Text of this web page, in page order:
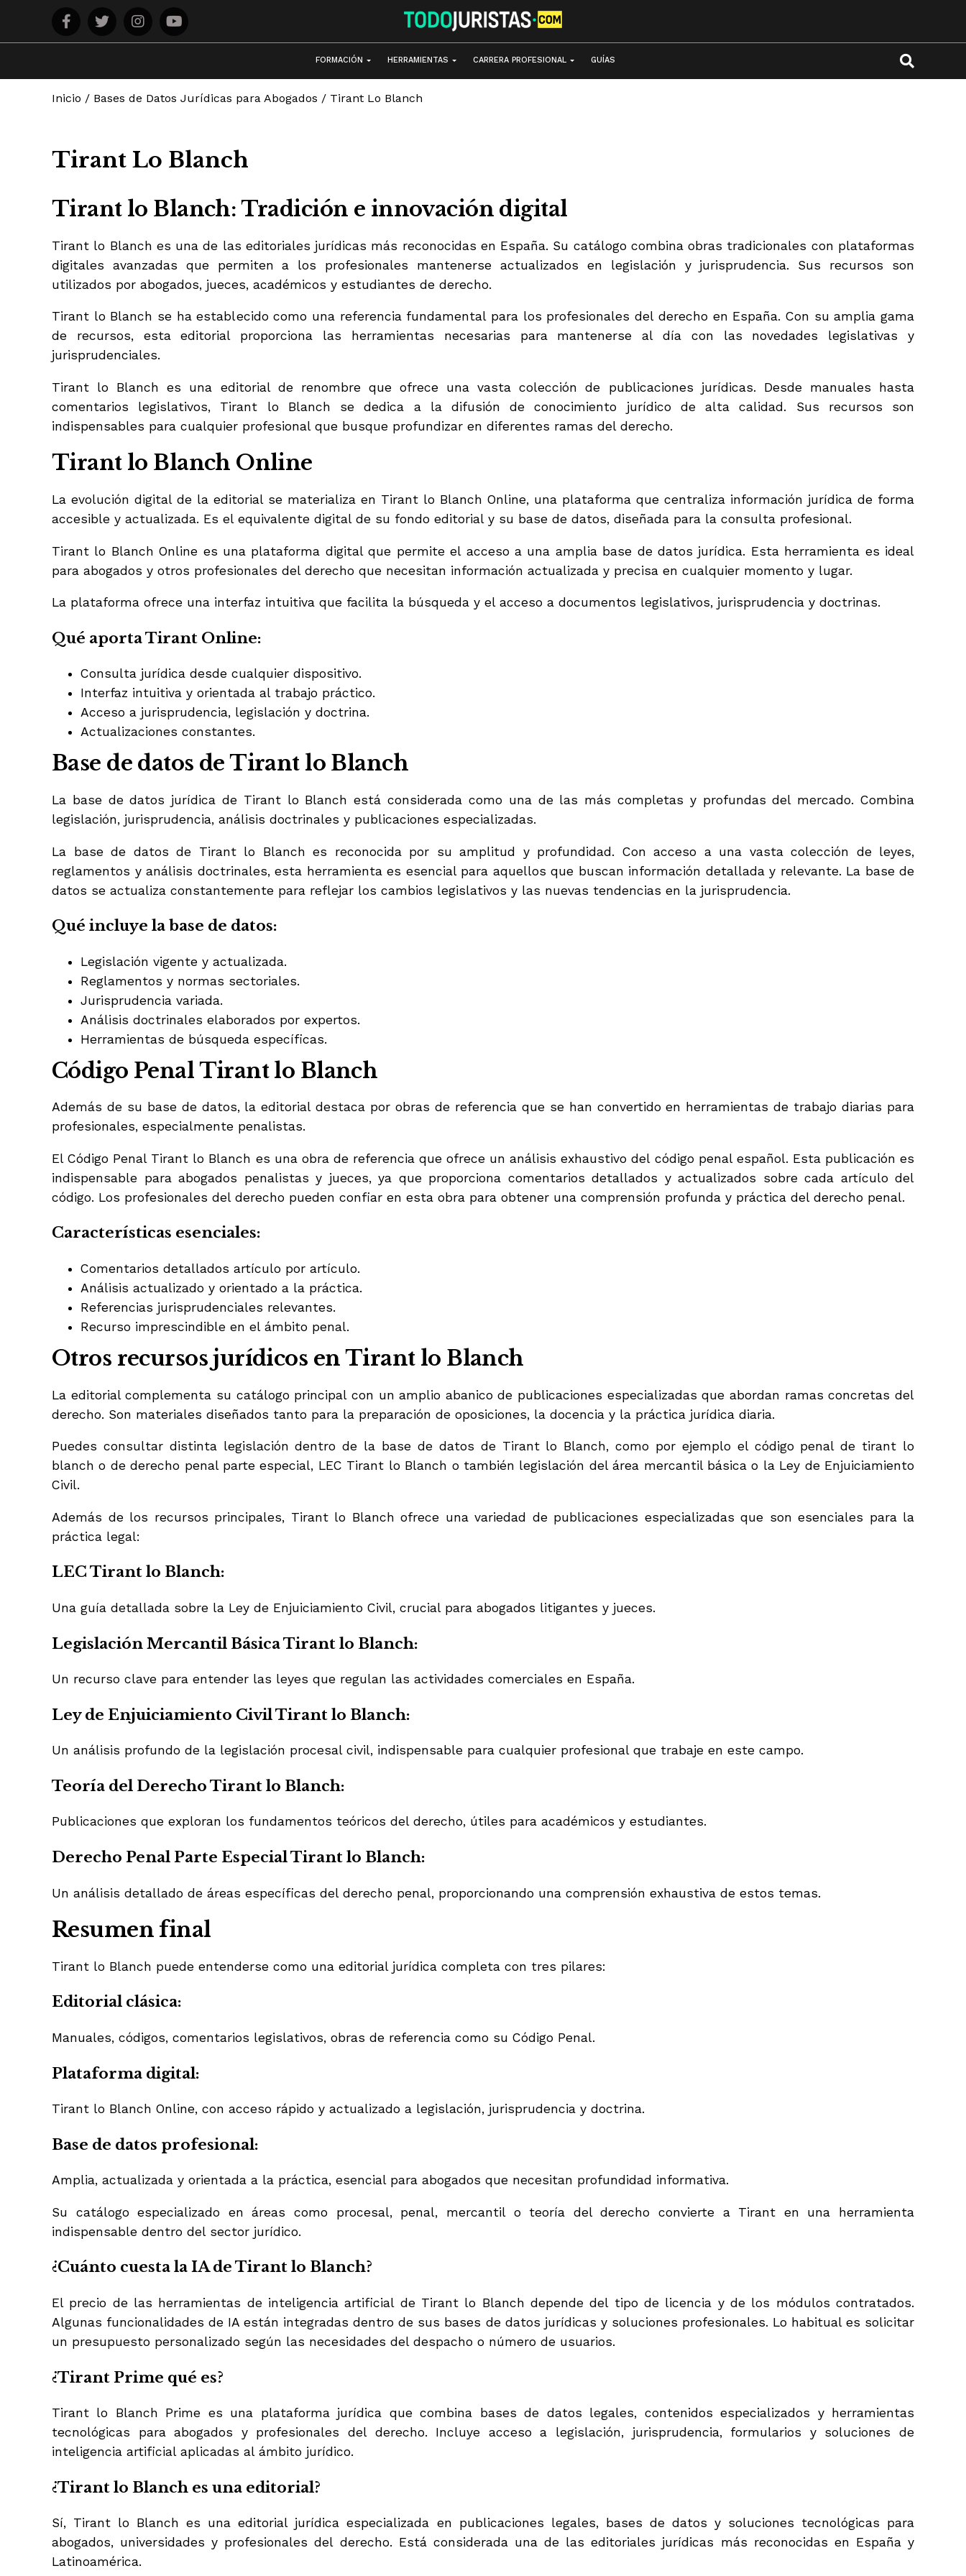
FORMACIÓN HERRAMIENTAS CARRERA PROFESIONAL GUÍAS
Inicio / Bases de Datos Jurídicas para Abogados / Tirant Lo Blanch
Tirant Lo Blanch
Tirant lo Blanch: Tradición e innovación digital
Tirant lo Blanch es una de las editoriales jurídicas más reconocidas en España. Su catálogo combina obras tradicionales con plataformas
digitales avanzadas que permiten a los profesionales mantenerse actualizados en legislación y jurisprudencia. Sus recursos son
utilizados por abogados, jueces, académicos y estudiantes de derecho.
Tirant lo Blanch se ha establecido como una referencia fundamental para los profesionales del derecho en España. Con su amplia gama
de recursos, esta editorial proporciona las herramientas necesarias para mantenerse al día con las novedades legislativas y
jurisprudenciales.
Tirant lo Blanch es una editorial de renombre que ofrece una vasta colección de publicaciones jurídicas. Desde manuales hasta
comentarios legislativos, Tirant lo Blanch se dedica a la difusión de conocimiento jurídico de alta calidad. Sus recursos son
indispensables para cualquier profesional que busque profundizar en diferentes ramas del derecho.
Tirant lo Blanch Online
La evolución digital de la editorial se materializa en Tirant lo Blanch Online, una plataforma que centraliza información jurídica de forma
accesible y actualizada. Es el equivalente digital de su fondo editorial y su base de datos, diseñada para la consulta profesional.
Tirant lo Blanch Online es una plataforma digital que permite el acceso a una amplia base de datos jurídica. Esta herramienta es ideal
para abogados y otros profesionales del derecho que necesitan información actualizada y precisa en cualquier momento y lugar.
La plataforma ofrece una interfaz intuitiva que facilita la búsqueda y el acceso a documentos legislativos, jurisprudencia y doctrinas.
Qué aporta Tirant Online:
Consulta jurídica desde cualquier dispositivo.
Interfaz intuitiva y orientada al trabajo práctico.
Acceso a jurisprudencia, legislación y doctrina.
Actualizaciones constantes.
Base de datos de Tirant lo Blanch
La base de datos jurídica de Tirant lo Blanch está considerada como una de las más completas y profundas del mercado. Combina
legislación, jurisprudencia, análisis doctrinales y publicaciones especializadas.
La base de datos de Tirant lo Blanch es reconocida por su amplitud y profundidad. Con acceso a una vasta colección de leyes,
reglamentos y análisis doctrinales, esta herramienta es esencial para aquellos que buscan información detallada y relevante. La base de
datos se actualiza constantemente para reflejar los cambios legislativos y las nuevas tendencias en la jurisprudencia.
Qué incluye la base de datos:
Legislación vigente y actualizada.
Reglamentos y normas sectoriales.
Jurisprudencia variada.
Análisis doctrinales elaborados por expertos.
Herramientas de búsqueda específicas.
Código Penal Tirant lo Blanch
Además de su base de datos, la editorial destaca por obras de referencia que se han convertido en herramientas de trabajo diarias para
profesionales, especialmente penalistas.
El Código Penal Tirant lo Blanch es una obra de referencia que ofrece un análisis exhaustivo del código penal español. Esta publicación es
indispensable para abogados penalistas y jueces, ya que proporciona comentarios detallados y actualizados sobre cada artículo del
código. Los profesionales del derecho pueden confiar en esta obra para obtener una comprensión profunda y práctica del derecho penal.
Características esenciales:
Comentarios detallados artículo por artículo.
Análisis actualizado y orientado a la práctica.
Referencias jurisprudenciales relevantes.
Recurso imprescindible en el ámbito penal.
Otros recursos jurídicos en Tirant lo Blanch
La editorial complementa su catálogo principal con un amplio abanico de publicaciones especializadas que abordan ramas concretas del
derecho. Son materiales diseñados tanto para la preparación de oposiciones, la docencia y la práctica jurídica diaria.
Puedes consultar distinta legislación dentro de la base de datos de Tirant lo Blanch, como por ejemplo el código penal de tirant lo
blanch o de derecho penal parte especial, LEC Tirant lo Blanch o también legislación del área mercantil básica o la Ley de Enjuiciamiento
Civil.
Además de los recursos principales, Tirant lo Blanch ofrece una variedad de publicaciones especializadas que son esenciales para la
práctica legal:
LEC Tirant lo Blanch:
Una guía detallada sobre la Ley de Enjuiciamiento Civil, crucial para abogados litigantes y jueces.
Legislación Mercantil Básica Tirant lo Blanch:
Un recurso clave para entender las leyes que regulan las actividades comerciales en España.
Ley de Enjuiciamiento Civil Tirant lo Blanch:
Un análisis profundo de la legislación procesal civil, indispensable para cualquier profesional que trabaje en este campo.
Teoría del Derecho Tirant lo Blanch:
Publicaciones que exploran los fundamentos teóricos del derecho, útiles para académicos y estudiantes.
Derecho Penal Parte Especial Tirant lo Blanch:
Un análisis detallado de áreas específicas del derecho penal, proporcionando una comprensión exhaustiva de estos temas.
Resumen final
Tirant lo Blanch puede entenderse como una editorial jurídica completa con tres pilares:
Editorial clásica:
Manuales, códigos, comentarios legislativos, obras de referencia como su Código Penal.
Plataforma digital:
Tirant lo Blanch Online, con acceso rápido y actualizado a legislación, jurisprudencia y doctrina.
Base de datos profesional:
Amplia, actualizada y orientada a la práctica, esencial para abogados que necesitan profundidad informativa.
Su catálogo especializado en áreas como procesal, penal, mercantil o teoría del derecho convierte a Tirant en una herramienta
indispensable dentro del sector jurídico.
¿Cuánto cuesta la IA de Tirant lo Blanch?
El precio de las herramientas de inteligencia artificial de Tirant lo Blanch depende del tipo de licencia y de los módulos contratados.
Algunas funcionalidades de IA están integradas dentro de sus bases de datos jurídicas y soluciones profesionales. Lo habitual es solicitar
un presupuesto personalizado según las necesidades del despacho o número de usuarios.
¿Tirant Prime qué es?
Tirant lo Blanch Prime es una plataforma jurídica que combina bases de datos legales, contenidos especializados y herramientas
tecnológicas para abogados y profesionales del derecho. Incluye acceso a legislación, jurisprudencia, formularios y soluciones de
inteligencia artificial aplicadas al ámbito jurídico.
¿Tirant lo Blanch es una editorial?
Sí, Tirant lo Blanch es una editorial jurídica especializada en publicaciones legales, bases de datos y soluciones tecnológicas para
abogados, universidades y profesionales del derecho. Está considerada una de las editoriales jurídicas más reconocidas en España y
Latinoamérica.